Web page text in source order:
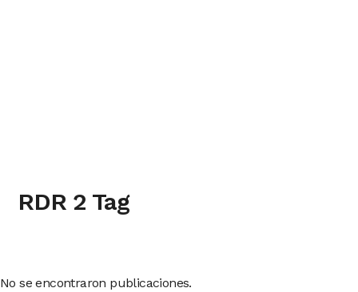
RDR 2 Tag
No se encontraron publicaciones.